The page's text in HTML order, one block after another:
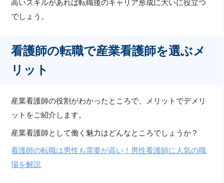
高いスキルがあれば転職後のキャリア形成に大いに役立つ
でしょう。
看護師の転職で産業看護師を選ぶメ
リット
産業看護師の役割がわかったところで、メリットでデメリ
ットをご紹介します。
産業看護師として働く魅力はどんなところでしょうか？
看護師の転職は男性も需要が高い！男性看護師に人気の職
場を解説